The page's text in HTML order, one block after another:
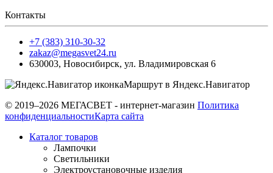
Контакты
+7 (383) 310-30-32
zakaz@megasvet24.ru
630003, Новосибирск, ул. Владимировская 6
Маршрут в Яндекс.Навигатор
© 2019–2026 МЕГАСВЕТ - интернет-магазин Политика
конфиденциальностиКарта сайта
Каталог товаров
Лампочки
Светильники
Электроустановочные изделия